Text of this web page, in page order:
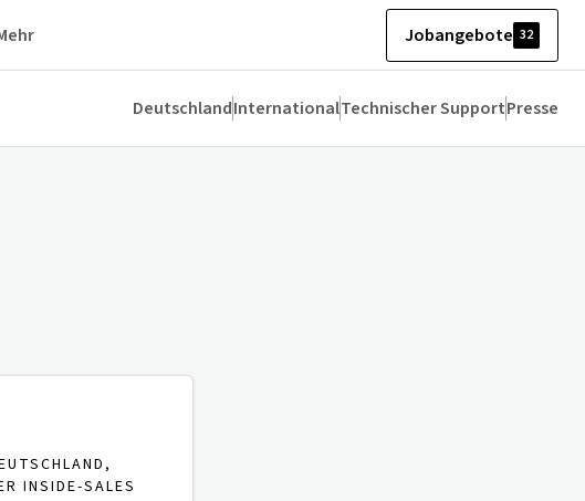
Jobangebote 32
DeutschlandInternationalTechnischer SupportPresse
INSIDE-SALES